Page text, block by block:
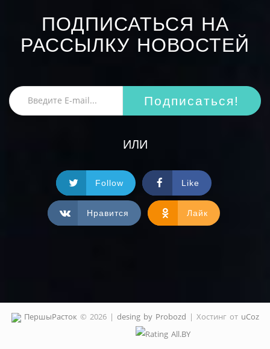
ПОДПИСАТЬСЯ НА
РАССЫЛКУ НОВОСТЕЙ
Подписаться!
ИЛИ
Follow Like
Нравится Лайк
ПершыРасток © 2026 | desing by Probozd | Хостинг от uCoz